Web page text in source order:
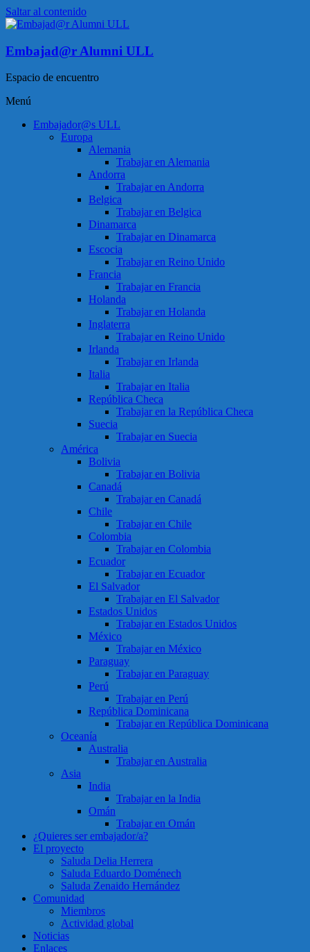
Saltar al contenido
Embajad@r Alumni ULL
Espacio de encuentro
Menú
Embajador@s ULL
Europa
Alemania
Trabajar en Alemania
Andorra
Trabajar en Andorra
Belgica
Trabajar en Belgica
Dinamarca
Trabajar en Dinamarca
Escocia
Trabajar en Reino Unido
Francia
Trabajar en Francia
Holanda
Trabajar en Holanda
Inglaterra
Trabajar en Reino Unido
Irlanda
Trabajar en Irlanda
Italia
Trabajar en Italia
República Checa
Trabajar en la República Checa
Suecia
Trabajar en Suecia
América
Bolivia
Trabajar en Bolivia
Canadá
Trabajar en Canadá
Chile
Trabajar en Chile
Colombia
Trabajar en Colombia
Ecuador
Trabajar en Ecuador
El Salvador
Trabajar en El Salvador
Estados Unidos
Trabajar en Estados Unidos
México
Trabajar en México
Paraguay
Trabajar en Paraguay
Perú
Trabajar en Perú
República Dominicana
Trabajar en República Dominicana
Oceanía
Australia
Trabajar en Australia
Asia
India
Trabajar en la India
Omán
Trabajar en Omán
¿Quieres ser embajador/a?
El proyecto
Saluda Delia Herrera
Saluda Eduardo Doménech
Saluda Zenaido Hernández
Comunidad
Miembros
Actividad global
Noticias
Enlaces